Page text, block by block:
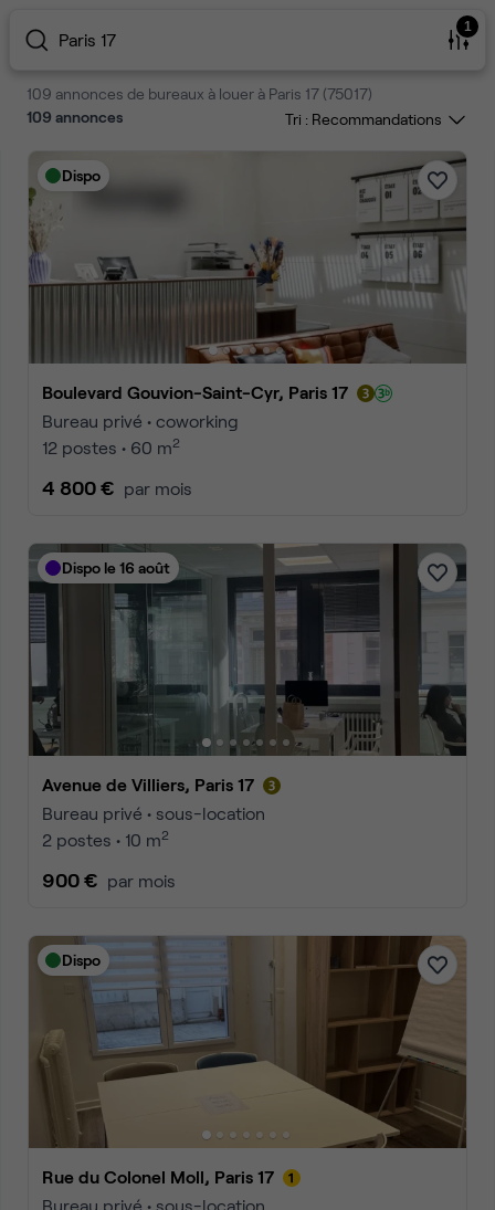
Paris 17
1
109 annonces de bureaux à louer à Paris 17 (75017)
109 annonces Tri :
Dispo
Boulevard Gouvion-Saint-Cyr, Paris 17
Bureau privé • coworking
12 postes • 60 m2
4 800 € par mois
Dispo le 16 août
Avenue de Villiers, Paris 17
Bureau privé • sous-location
2 postes • 10 m2
900 € par mois
Dispo
Rue du Colonel Moll, Paris 17
Bureau privé • sous-location